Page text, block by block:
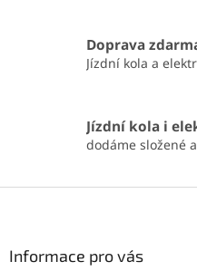
Doprava
Jízdní kola a
Jízdní kola i
dodáme složené
Informace pro vás